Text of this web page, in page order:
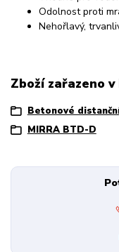
Odolnost proti
Nehořlavý,
Zboží zařazeno
Betonové
MIRRA BTD-D